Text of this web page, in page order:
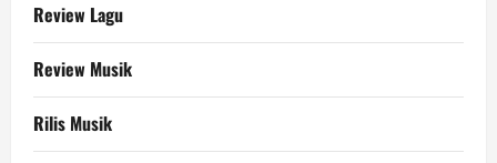
Review Lagu
Review Musik
Rilis Musik